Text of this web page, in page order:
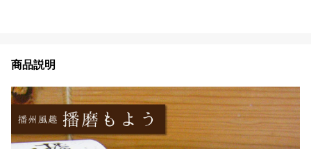
商品説明